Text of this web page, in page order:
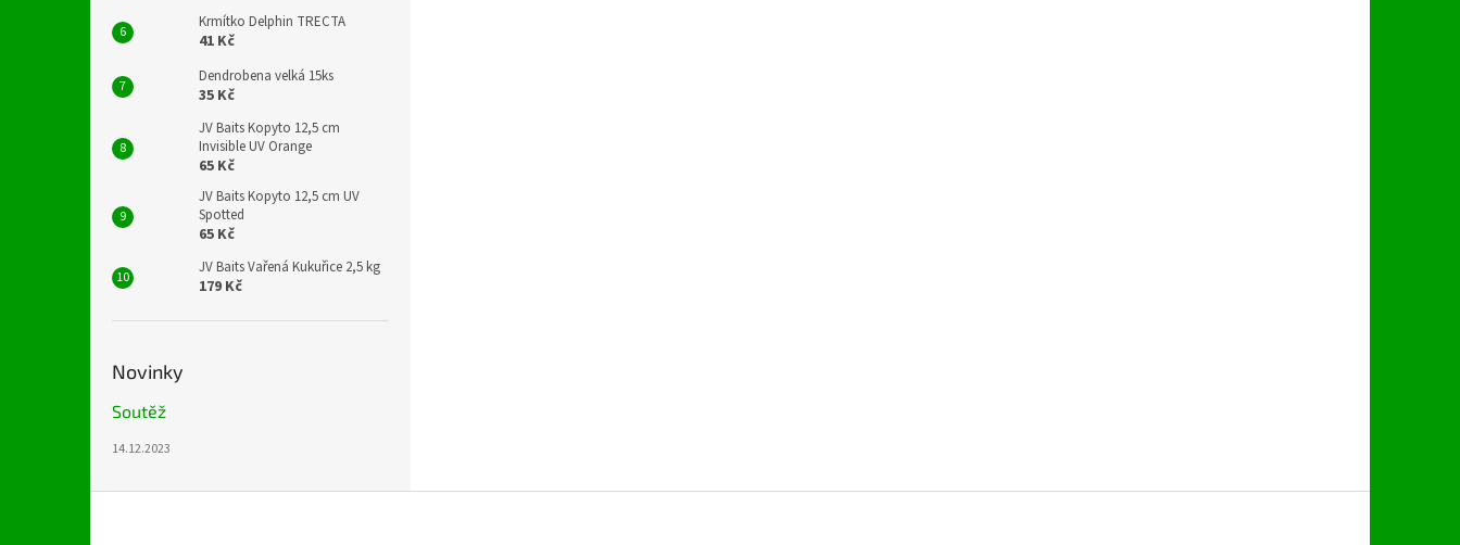
Krmítko Delphin TRECTA
41 Kč
Dendrobena velká 15ks
35 Kč
JV Baits Kopyto 12,5 cm
Invisible UV Orange
65 Kč
JV Baits Kopyto 12,5 cm UV
Spotted
65 Kč
JV Baits Vařená Kukuřice 2,5 kg
179 Kč
Novinky
Soutěž
14.12.2023